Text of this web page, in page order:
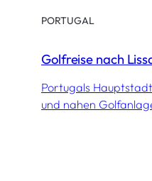
PORTUGAL
Golfreise nach
Portugals
und nahen